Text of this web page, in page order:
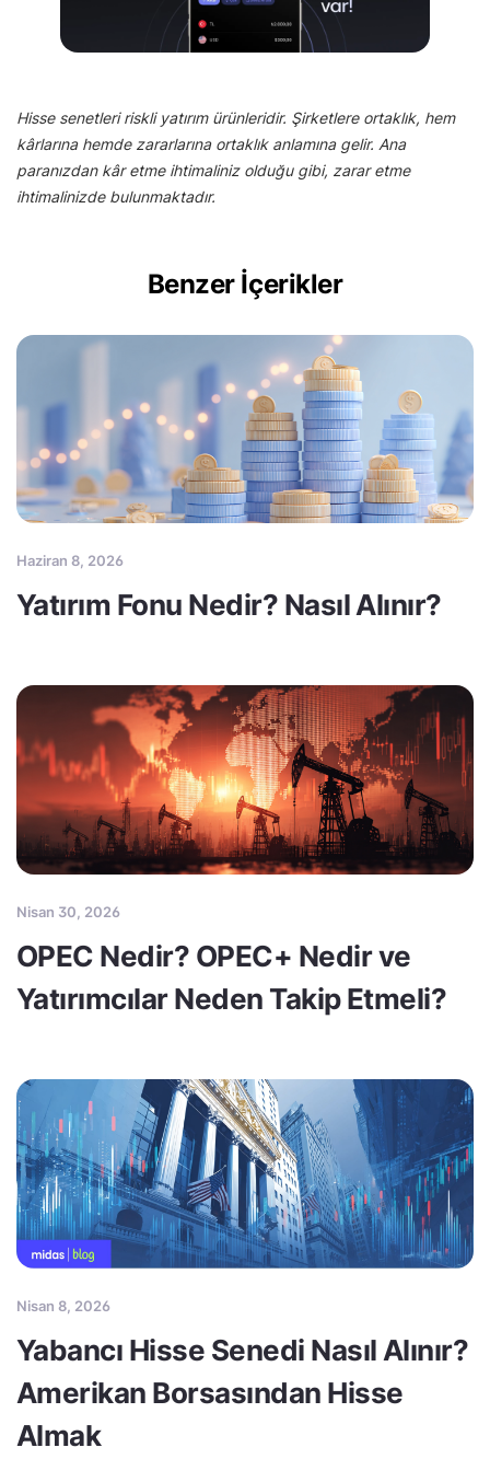
Hisse senetleri riskli yatırım ürünleridir. Şirketlere ortaklık, hem
kârlarına hemde zararlarına ortaklık anlamına gelir. Ana
paranızdan kâr etme ihtimaliniz olduğu gibi, zarar etme
ihtimalinizde bulunmaktadır.
Benzer İçerikler
Haziran 8, 2026
Yatırım Fonu Nedir? Nasıl Alınır?
Nisan 30, 2026
OPEC Nedir? OPEC+ Nedir ve
Yatırımcılar Neden Takip Etmeli?
Nisan 8, 2026
Yabancı Hisse Senedi Nasıl Alınır?
Amerikan Borsasından Hisse
Almak